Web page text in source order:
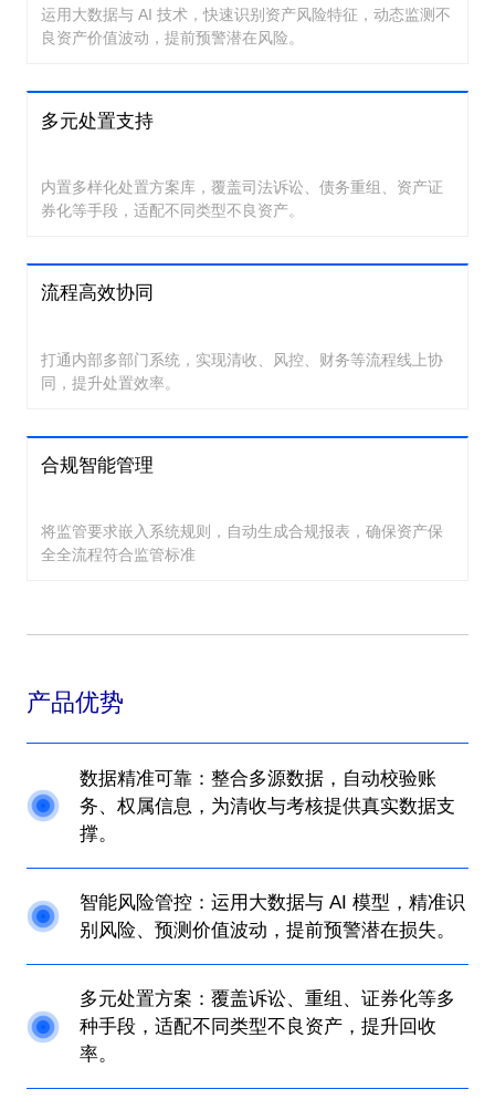
运用大数据与 AI 技术，快速识别资产风险特征，动态监测不
良资产价值波动，提前预警潜在风险。
多元处置支持
内置多样化处置方案库，覆盖司法诉讼、债务重组、资产证
券化等手段，适配不同类型不良资产。
流程高效协同
打通内部多部门系统，实现清收、风控、财务等流程线上协
同，提升处置效率。
合规智能管理
将监管要求嵌入系统规则，自动生成合规报表，确保资产保
全全流程符合监管标准
产品优势
数据精准可靠：整合多源数据，自动校验账
务、权属信息，为清收与考核提供真实数据支
撑。
智能风险管控：运用大数据与 AI 模型，精准识
别风险、预测价值波动，提前预警潜在损失。
多元处置方案：覆盖诉讼、重组、证券化等多
种手段，适配不同类型不良资产，提升回收
率。